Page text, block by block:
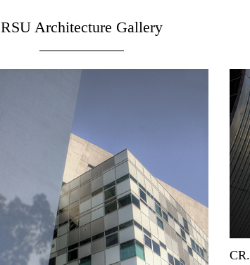
RSU Architecture Gallery